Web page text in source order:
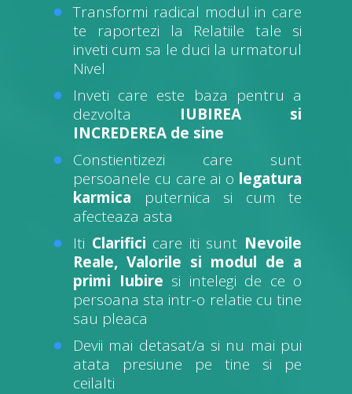
Transformi radical modul in care
te raportezi la Relatiile tale si
inveti cum sa le duci la urmatorul
Nivel
Inveti care este baza pentru a
dezvolta IUBIREA si
INCREDEREA de sine
Constientizezi care sunt
persoanele cu care ai o legatura
karmica puternica si cum te
afecteaza asta
Iti Clarifici care iti sunt Nevoile
Reale, Valorile si modul de a
primi Iubire si intelegi de ce o
persoana sta intr-o relatie cu tine
sau pleaca
Devii mai detasat/a si nu mai pui
atata presiune pe tine si pe
ceilalti